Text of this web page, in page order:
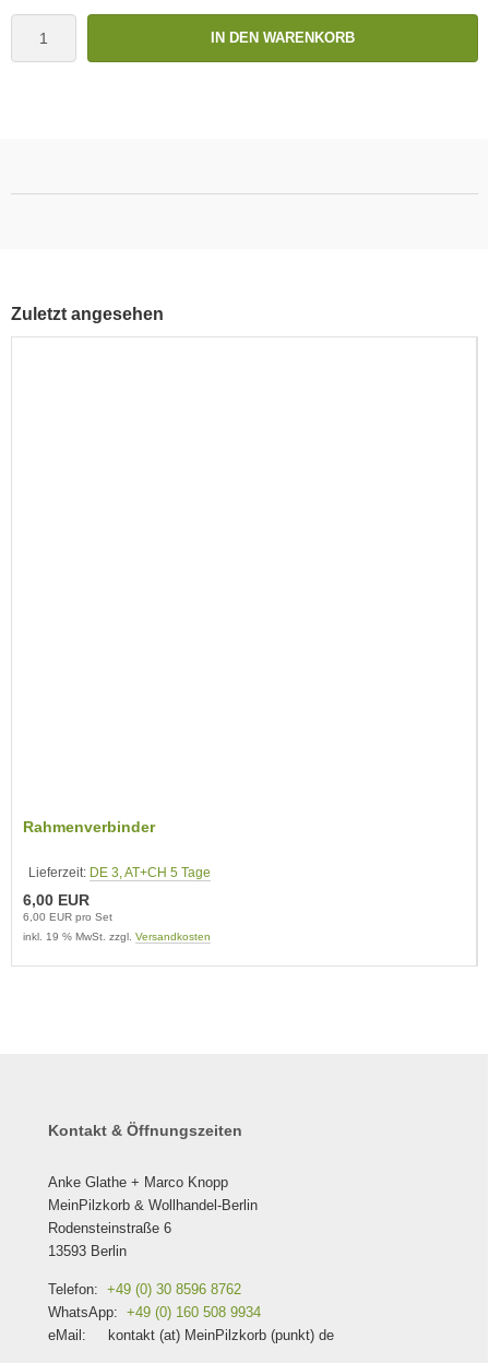
IN DEN WARENKORB
Zuletzt angesehen
Rahmenverbinder
Lieferzeit: DE 3, AT+CH 5 Tage
6,00 EUR
6,00 EUR pro Set
inkl. 19 % MwSt. zzgl. Versandkosten
Kontakt & Öffnungszeiten
Anke Glathe + Marco Knopp
MeinPilzkorb & Wollhandel-Berlin
Rodensteinstraße 6
13593 Berlin
Telefon: +49 (0) 30 8596 8762
WhatsApp: +49 (0) 160 508 9934
eMail: kontakt (at) MeinPilzkorb (punkt) de